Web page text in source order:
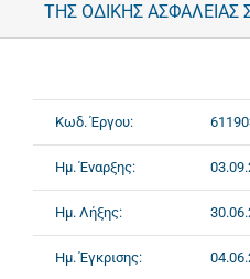
ΤΗΣ ΟΔΙΚΗΣ ΑΣΦΑΛΕΙΑΣ
Κωδ. Έργου:
Ημ. Έναρξης:
Ημ. Λήξης:
Ημ. Έγκρισης: